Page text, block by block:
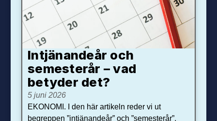
Intjänandeår och
semesterår – vad
betyder det?
5 juni 2026
EKONOMI. I den här artikeln reder vi ut
begreppen ”intjänandeår” och ”semesterår”.